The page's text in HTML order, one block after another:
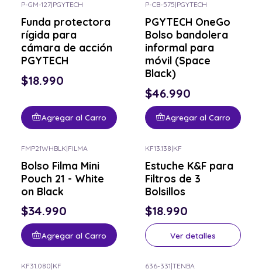
P-GM-127|PGYTECH
Funda protectora
rígida para
cámara de acción
PGYTECH
$18.990
Agregar al Carro
P-CB-575|PGYTECH
PGYTECH OneGo
Bolso bandolera
informal para
móvil (Space
Black)
$46.990
Agregar al Carro
FMP21WHBLK|FILMA
Bolso Filma Mini
Pouch 21 - White
on Black
$34.990
Agregar al Carro
KF13.138|KF
Estuche K&F para
Filtros de 3
Bolsillos
$18.990
Ver detalles
KF31.080|KF 636-331|TENBA